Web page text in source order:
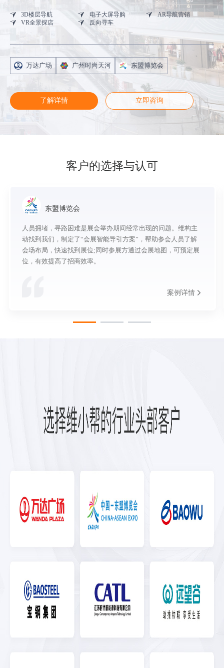
3D楼层导航 电子大屏导购
AR导航营销
VR全景探店
反向寻车
万达广场 广州时尚天河 东盟博览会
了解详情 立即咨询
客户的选择与认可
东盟博览会
人员拥堵，寻路困难是展会举办期间经常出现的问题。维构主
动找到我们，制定了“会展智能导引方案”，帮助参会人员了解
会场布局，快速找到展位;同时参展方通过会展地图，可预定展
位，有效提高了招商效率。
案例详情